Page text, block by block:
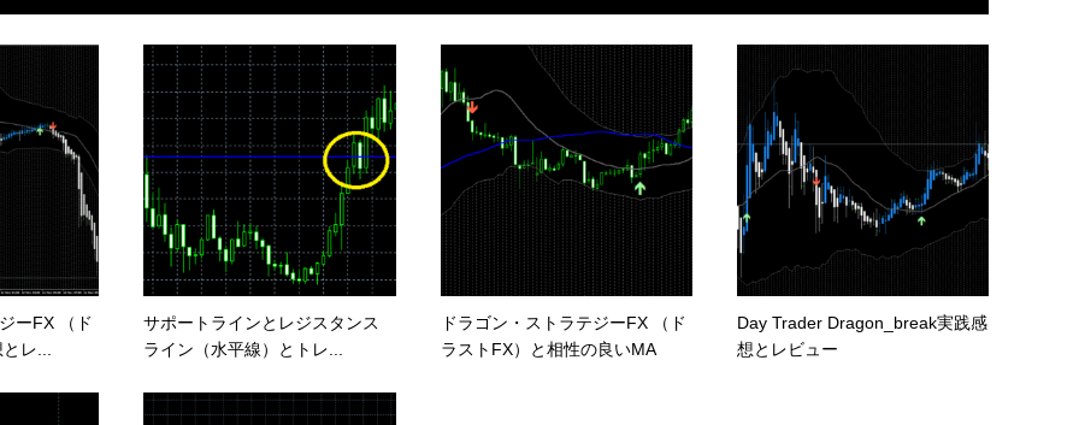
ーFX （ド
レ...
サポートラインとレジスタンス
ライン（水平線）とトレ...
ドラゴン・ストラテジーFX （ド
ラストFX）と相性の良いMA
Day Trader Dragon_break実践感
想とレビュー